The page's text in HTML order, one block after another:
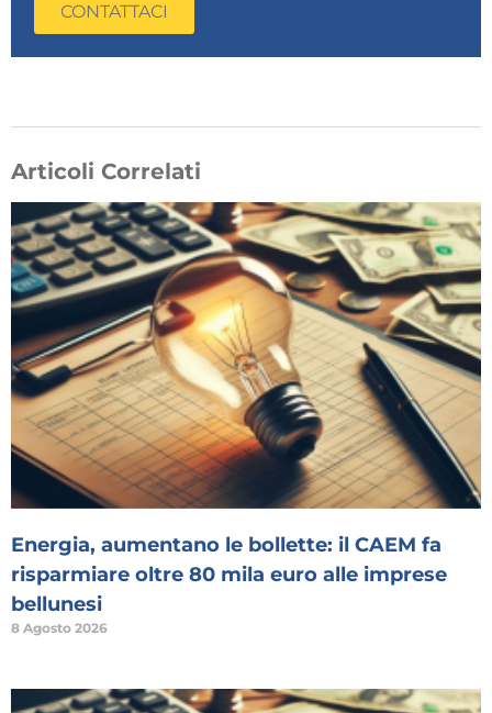
CONTATTACI
Articoli Correlati
Energia, aumentano le bollette: il CAEM fa
risparmiare oltre 80 mila euro alle imprese
bellunesi
8 Agosto 2026